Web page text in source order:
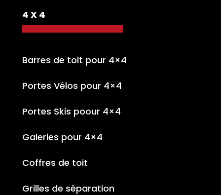
4 X 4
Barres de toit pour 4×4
Portes Vélos pour 4×4
Portes Skis poour 4×4
Galeries pour 4×4
Coffres de toit
Grilles de séparation